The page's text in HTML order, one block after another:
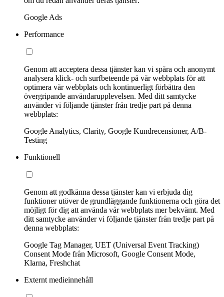
Google Ads
Performance
Genom att acceptera dessa tjänster kan vi spåra och anonymt
analysera klick- och surfbeteende på vår webbplats för att
optimera vår webbplats och kontinuerligt förbättra den
övergripande användarupplevelsen. Med ditt samtycke
använder vi följande tjänster från tredje part på denna
webbplats:
Google Analytics, Clarity, Google Kundrecensioner, A/B-
Testing
Funktionell
Genom att godkänna dessa tjänster kan vi erbjuda dig
funktioner utöver de grundläggande funktionerna och göra det
möjligt för dig att använda vår webbplats mer bekvämt. Med
ditt samtycke använder vi följande tjänster från tredje part på
denna webbplats:
Google Tag Manager, UET (Universal Event Tracking)
Consent Mode från Microsoft, Google Consent Mode,
Klarna, Freshchat
Externt medieinnehåll